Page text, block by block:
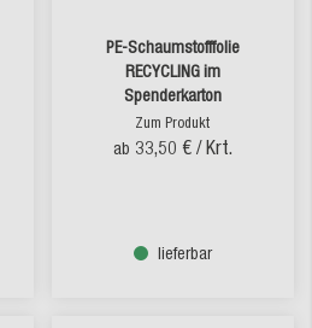
PE-Schaumstofffolie
RECYCLING im
Spenderkarton
Zum Produkt
ab 33,50 € / Krt.
lieferbar